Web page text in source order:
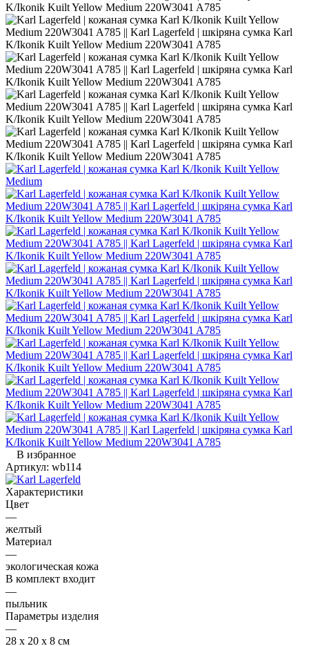
В избранное
Артикул: wb114
Характеристики
Цвет
—
желтый
Материал
—
экологическая кожа
В комплект входит
—
пыльник
Параметры изделия
—
28 х 20 х 8 см